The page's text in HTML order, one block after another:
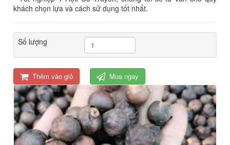
khách chọn lựa và cách sử dụng tốt nhất.
Số lượng
Thêm vào giỏ Mua ngay